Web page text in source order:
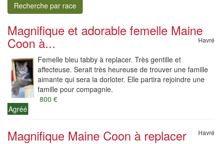
Recherche par race
Magnifique et adorable femelle Maine
Coon à... Havré
Femelle bleu tabby à replacer. Très gentille et
affecteuse. Serait très heureuse de trouver une famille
aimante qui sera la dorloter. Elle partira rejoindre une
famille pour compagnie.
800 €
Agréé
Magnifique Maine Coon à replacer Havré